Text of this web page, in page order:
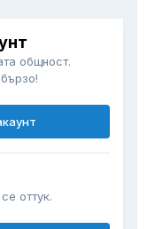
общност.
оттук.